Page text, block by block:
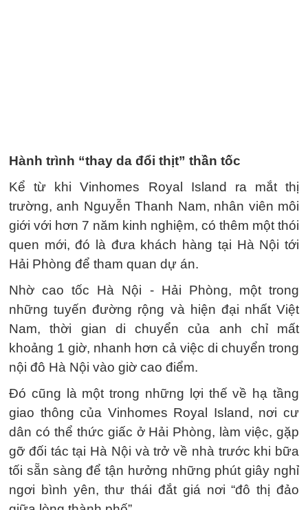
Hành trình “thay da đổi thịt” thần tốc
Kể từ khi Vinhomes Royal Island ra mắt thị
trường, anh Nguyễn Thanh Nam, nhân viên môi
giới với hơn 7 năm kinh nghiệm, có thêm một thói
quen mới, đó là đưa khách hàng tại Hà Nội tới
Hải Phòng để tham quan dự án.
Nhờ cao tốc Hà Nội - Hải Phòng, một trong
những tuyến đường rộng và hiện đại nhất Việt
Nam, thời gian di chuyển của anh chỉ mất
khoảng 1 giờ, nhanh hơn cả việc di chuyển trong
nội đô Hà Nội vào giờ cao điểm.
Đó cũng là một trong những lợi thế về hạ tầng
giao thông của Vinhomes Royal Island, nơi cư
dân có thể thức giấc ở Hải Phòng, làm việc, gặp
gỡ đối tác tại Hà Nội và trở về nhà trước khi bữa
tối sẵn sàng để tận hưởng những phút giây nghỉ
ngơi bình yên, thư thái đắt giá nơi “đô thị đảo